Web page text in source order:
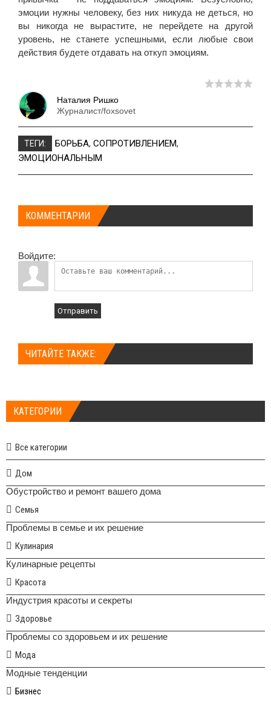
эмоции нужны человеку, без них никуда не деться, но
вы никогда не вырастите, не перейдете на другой
уровень, не станете успешными, если любые свои
действия будете отдавать на откуп эмоциям.
Наталия Ришко
Журналист/foxsovet
ТЕГИ: БОРЬБА, СОПРОТИВЛЕНИЕМ,
ЭМОЦИОНАЛЬНЫМ
КОММЕНТАРИИ
Войдите:
Отправить
ЧИТАЙТЕ ТАКЖЕ:
КАТЕГОРИИ
Все категории
Дом
Обустройство и ремонт вашего дома
Семья
Проблемы в семье и их решение
Кулинария
Кулинарные рецепты
Красота
Индустрия красоты и секреты
Здоровье
Проблемы со здоровьем и их решение
Мода
Модные тенденции
Бизнес